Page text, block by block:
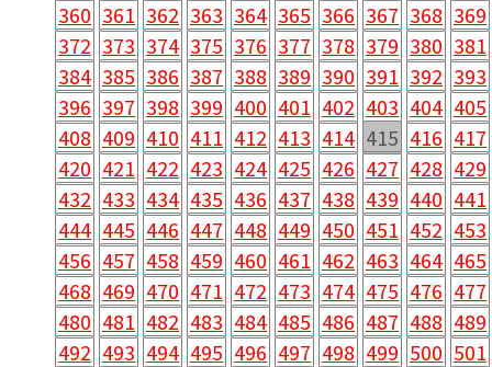
360 361 362 363 364 365 366 367 368 369
372 373 374 375 376 377 378 379 380 381
384 385 386 387 388 389 390 391 392 393
396 397 398 399 400 401 402 403 404 405
408 409 410 411 412 413 414 415 416 417
420 421 422 423 424 425 426 427 428 429
432 433 434 435 436 437 438 439 440 441
444 445 446 447 448 449 450 451 452 453
456 457 458 459 460 461 462 463 464 465
468 469 470 471 472 473 474 475 476 477
480 481 482 483 484 485 486 487 488 489
492 493 494 495 496 497 498 499 500 501